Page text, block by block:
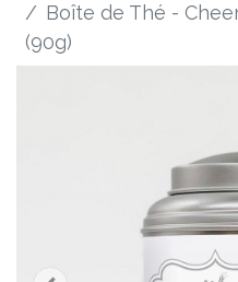
Boîte de Thé -
(90g)